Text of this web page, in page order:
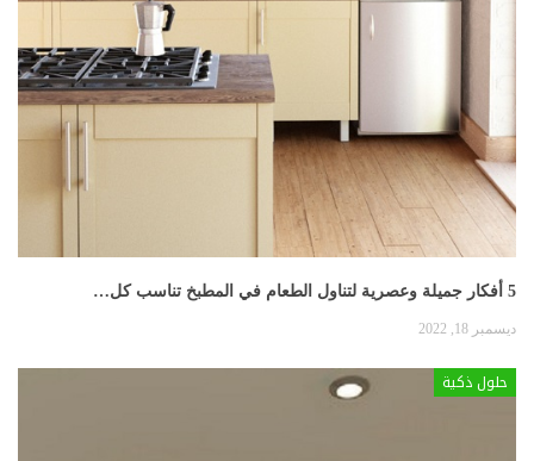
5 أفكار جميلة وعصرية لتناول الطعام في المطبخ تناسب كل…
ديسمبر 18, 2022
حلول ذكية